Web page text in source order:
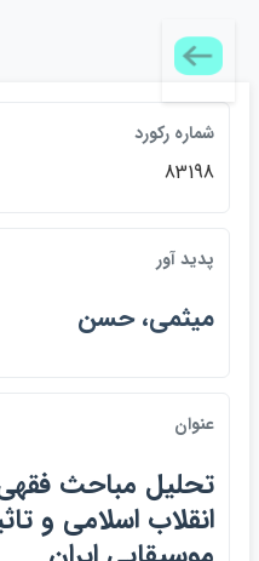
شماره ركورد
83198
پديد آور
ميثمي، حسن
عنوان
تحليل مباحث
انقلاب اسلامي و